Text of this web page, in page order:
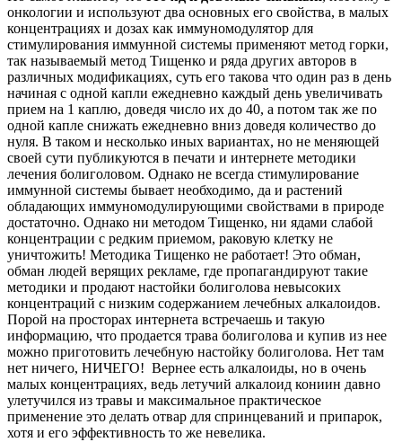
онкологии и используют два основных его свойства, в малых
концентрациях и дозах как иммуномодулятор для
стимулирования иммунной системы применяют метод горки,
так называемый метод Тищенко и ряда других авторов в
различных модификациях, суть его такова что один раз в день
начиная с одной капли ежедневно каждый день увеличивать
прием на 1 каплю, доведя число их до 40, а потом так же по
одной капле снижать ежедневно вниз доведя количество до
нуля. В таком и несколько иных вариантах, но не меняющей
своей сути публикуются в печати и интернете методики
лечения болиголовом. Однако не всегда стимулирование
иммунной системы бывает необходимо, да и растений
обладающих иммуномодулирующими свойствами в природе
достаточно. Однако ни методом Тищенко, ни ядами слабой
концентрации с редким приемом, раковую клетку не
уничтожить! Методика Тищенко не работает! Это обман,
обман людей верящих рекламе, где пропагандируют такие
методики и продают настойки болиголова невысоких
концентраций с низким содержанием лечебных алкалоидов.
Порой на просторах интернета встречаешь и такую
информацию, что продается трава болиголова и купив из нее
можно приготовить лечебную настойку болиголова. Нет там
нет ничего, НИЧЕГО! Вернее есть алкалоиды, но в очень
малых концентрациях, ведь летучий алкалоид кониин давно
улетучился из травы и максимальное практическое
применение это делать отвар для спринцеваний и припарок,
хотя и его эффективность то же невелика.